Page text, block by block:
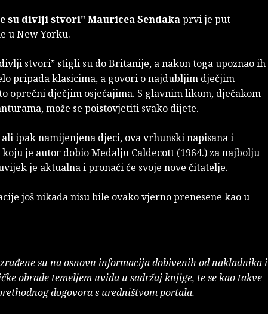
su divlji stvori" Mauricea Sendakaprvi je put
u New Yorku.
stvori” stigli su do Britanije, a nakon toga upoznao ih
pripada klasicima, a govori o najdubljim dječjim
oprečni dječjim osjećajima. S glavnim likom, dječakom
može se poistovjetiti svako dijete.
ipak namijenjena djeci, ova vrhunski napisana i
je autor dobio Medalju Caldecott (1964.) za najbolju
je aktualna i pronaći će svoje nove čitatelje.
još nikada nisu bile ovako vjerno prenesene kao u
su na osnovu informacija dobivenih od nakladnika i
obrade temeljem uvida u sadržaj knjige, te se kao takve
dogovora s uredništvom portala.